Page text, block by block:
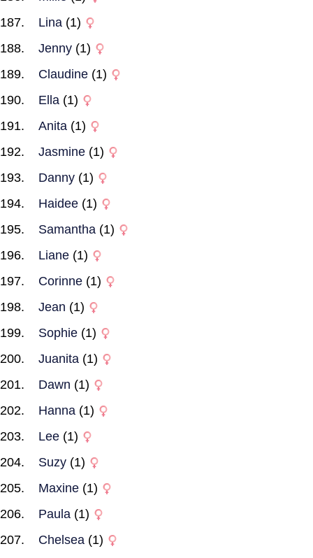
Lina (1)
Jenny (1)
Claudine (1)
Ella (1)
Anita (1)
Jasmine (1)
Danny (1)
Haidee (1)
Samantha (1)
Liane (1)
Corinne (1)
Jean (1)
Sophie (1)
Juanita (1)
Dawn (1)
Hanna (1)
Lee (1)
Suzy (1)
Maxine (1)
Paula (1)
Chelsea (1)